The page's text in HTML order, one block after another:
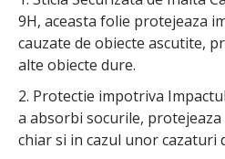
9H, aceasta folie protejeaza
cauzate de obiecte ascutite,
alte obiecte dure.
2. Protectie impotriva
a absorbi socurile,
chiar si in cazul unor cazaturi